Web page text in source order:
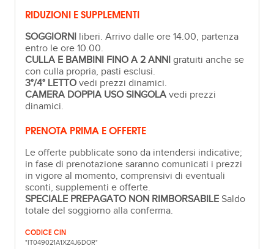
RIDUZIONI E SUPPLEMENTI
SOGGIORNI liberi. Arrivo dalle ore 14.00, partenza
entro le ore 10.00.
CULLA E BAMBINI FINO A 2 ANNI gratuiti anche se
con culla propria, pasti esclusi.
3°/4° LETTO vedi prezzi dinamici.
CAMERA DOPPIA USO SINGOLA vedi prezzi
dinamici.
PRENOTA PRIMA E OFFERTE
Le offerte pubblicate sono da intendersi indicative;
in fase di prenotazione saranno comunicati i prezzi
in vigore al momento, comprensivi di eventuali
sconti, supplementi e offerte.
SPECIALE PREPAGATO NON RIMBORSABILE Saldo
totale del soggiorno alla conferma.
CODICE CIN
"IT049021A1XZ4J6DOR"